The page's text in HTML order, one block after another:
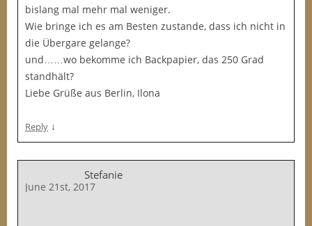
bislang mal mehr mal weniger.
Wie bringe ich es am Besten zustande, dass ich nicht in
die Übergare gelange?
und……wo bekomme ich Backpapier, das 250 Grad
standhält?
Liebe Grüße aus Berlin, Ilona
Reply ↓
Stefanie
June 21st, 2017